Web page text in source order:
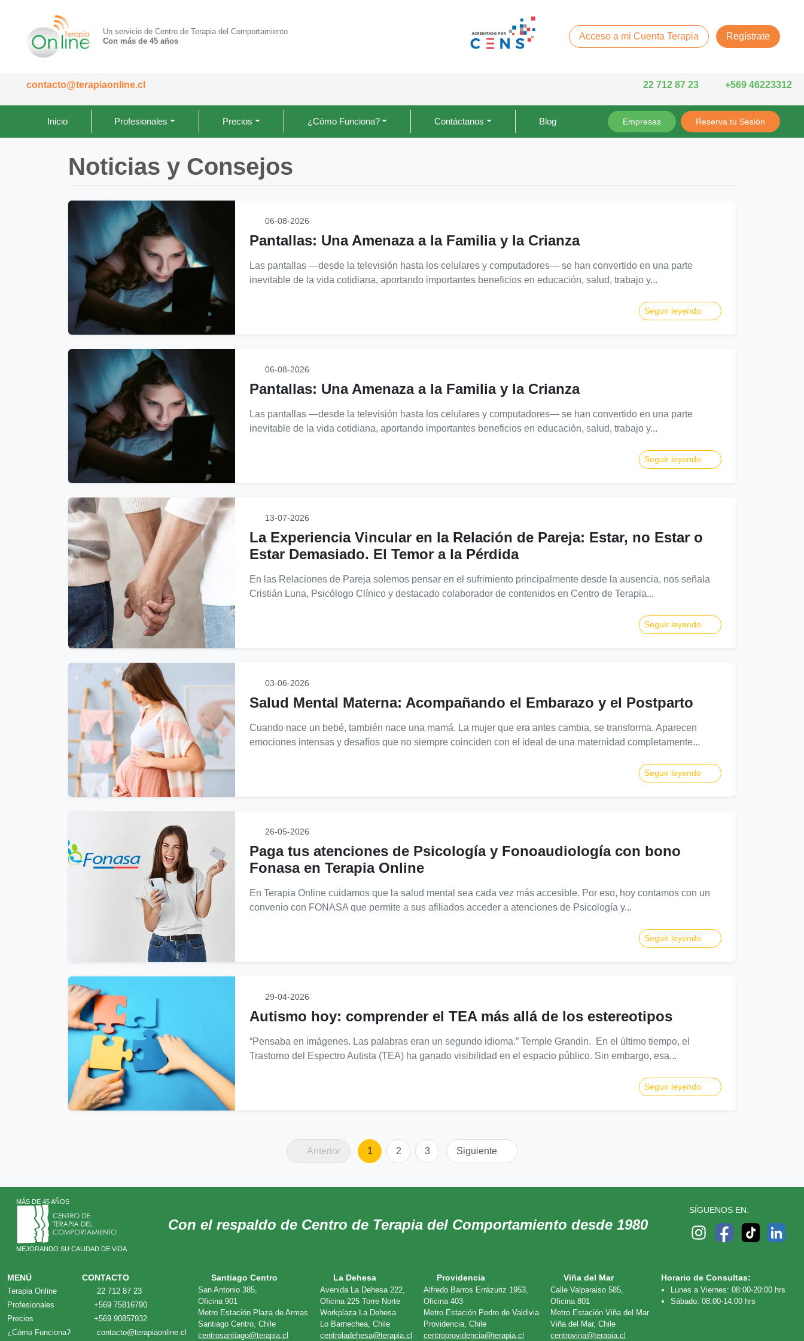
Un servicio de Centro de Terapia del Comportamiento
Con más de 45 años
Acceso a mi Cuenta Terapia Regístrate
contacto@terapiaonline.cl 22 712 87 23 +569 46223312
Inicio Profesionales Precios ¿Cómo Funciona? Contáctanos Blog Empresas Reserva tu Sesión
Noticias y Consejos
06-08-2026
Pantallas: Una Amenaza a la Familia y la Crianza
Las pantallas —desde la televisión hasta los celulares y computadores— se han convertido en una parte
inevitable de la vida cotidiana, aportando importantes beneficios en educación, salud, trabajo y...
Seguir leyendo
06-08-2026
Pantallas: Una Amenaza a la Familia y la Crianza
Las pantallas —desde la televisión hasta los celulares y computadores— se han convertido en una parte
inevitable de la vida cotidiana, aportando importantes beneficios en educación, salud, trabajo y...
Seguir leyendo
13-07-2026
La Experiencia Vincular en la Relación de Pareja: Estar, no Estar o
Estar Demasiado. El Temor a la Pérdida
En las Relaciones de Pareja solemos pensar en el sufrimiento principalmente desde la ausencia, nos señala
Cristián Luna, Psicólogo Clínico y destacado colaborador de contenidos en Centro de Terapia...
Seguir leyendo
03-06-2026
Salud Mental Materna: Acompañando el Embarazo y el Postparto
Cuando nace un bebé, también nace una mamá. La mujer que era antes cambia, se transforma. Aparecen
emociones intensas y desafíos que no siempre coinciden con el ideal de una maternidad completamente...
Seguir leyendo
26-05-2026
Paga tus atenciones de Psicología y Fonoaudiología con bono
Fonasa en Terapia Online
En Terapia Online cuidamos que la salud mental sea cada vez más accesible. Por eso, hoy contamos con un
convenio con FONASA que permite a sus afiliados acceder a atenciones de Psicología y...
Seguir leyendo
29-04-2026
Autismo hoy: comprender el TEA más allá de los estereotipos
“Pensaba en imágenes. Las palabras eran un segundo idioma.” Temple Grandin. En el último tiempo, el
Trastorno del Espectro Autista (TEA) ha ganado visibilidad en el espacio público. Sin embargo, esa...
Seguir leyendo
Anterior 1 2 3 Siguiente
MÁS DE 45 AÑOS
MEJORANDO SU CALIDAD DE VIDA
Con el respaldo de Centro de Terapia del Comportamiento desde 1980
SÍGUENOS EN:
MENÚ
Terapia Online
Profesionales
Precios
¿Cómo Funciona?
CONTACTO
22 712 87 23
+569 75816790
+569 90857932
contacto@terapiaonline.cl
Santiago Centro
San Antonio 385,
Oficina 901
Metro Estación Plaza de Armas
Santiago Centro, Chile
centrosantiago@terapia.cl
La Dehesa
Avenida La Dehesa 222,
Oficina 225 Torre Norte
Workplaza La Dehesa
Lo Barnechea, Chile
centroladehesa@terapia.cl
Providencia
Alfredo Barros Errázuriz 1953,
Oficina 403
Metro Estación Pedro de Valdivia
Providencia, Chile
centroprovidencia@terapia.cl
Viña del Mar
Calle Valparaiso 585,
Oficina 801
Metro Estación Viña del Mar
Viña del Mar, Chile
centrovina@terapia.cl
Horario de Consultas:
Lunes a Viernes: 08:00-20:00 hrs
Sábado: 08:00-14:00 hrs